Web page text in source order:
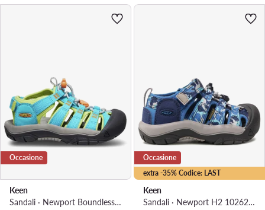
Occasione
Keen
Sandali · Newport Boundless Sandal 1028783 · Blu
extra -35% Codice: LAST
Occasione
Keen
Sandali · Newport H2 1026269 · Blu